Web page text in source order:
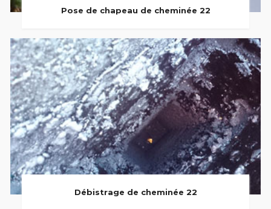
Pose de chapeau de cheminée 22
Débistrage de cheminée 22